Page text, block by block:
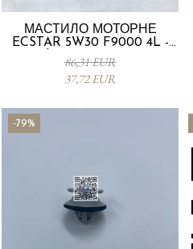
МАСТИЛО МОТОРНЕ
ECSTAR 5W30 F9000 4L -
Suzuki 990R0-21E72-004
86,31 EUR
37,72 EUR
-79%